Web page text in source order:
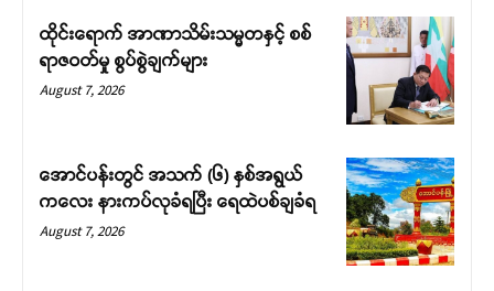
ထိုင်းရောက် အာဏာသိမ်းသမ္မတနှင့် စစ်
ရာဇဝတ်မှု စွပ်စွဲချက်များ
August 7, 2026
အောင်ပန်းတွင် အသက် (၆) နှစ်အရွယ်
ကလေး နားကပ်လုခံရပြီး ရေထဲပစ်ချခံရ
August 7, 2026